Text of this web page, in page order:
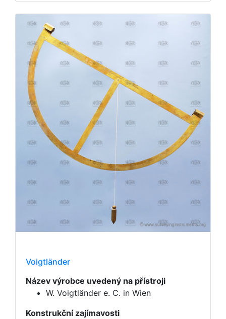
Voigtländer
Název výrobce uvedený na přístroji
W. Voigtländer e. C. in Wien
Konstrukční zajímavosti